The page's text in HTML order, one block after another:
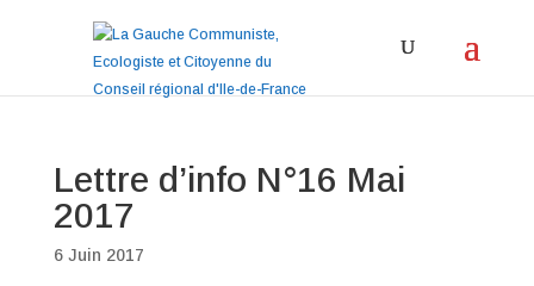
Lettre d’info N°16 Mai
2017
6 Juin 2017